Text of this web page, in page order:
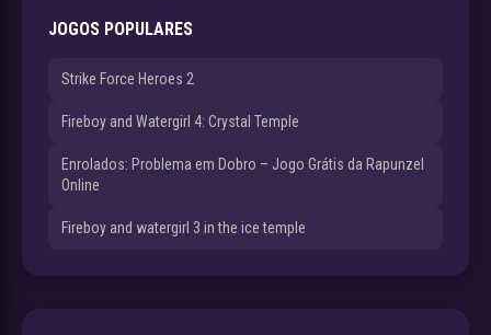
JOGOS POPULARES
Strike Force Heroes 2
Fireboy and Watergirl 4: Crystal Temple
Enrolados: Problema em Dobro – Jogo Grátis da Rapunzel
Online
Fireboy and watergirl 3 in the ice temple